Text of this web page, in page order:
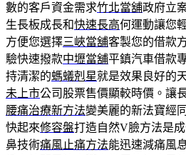
數的客戶資金需求竹北當舖政府立
生長板成長和快速長高何運動讓您
方便您選擇三峽當舖客製您的借款
驗快速撥款中壢當舖平鎮汽車借款
持清潔的螞蟻剋星就是效果良好的
未上市公司股票售價顯較時價。讓
腰痛治療新方法變美麗的新法寶經
快起來修容盤打造自然V臉方法是
鼻技術痛風止痛方法能迅速減痛風